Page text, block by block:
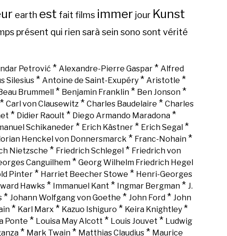
earth est fait films immer jour Kunst
présent qui rien sarà sein sono sont vérité
Petrović * Alexandre-Pierre Gaspar* Alfred
Silesius * Antoine de Saint-Exupéry * Aristotle *
Brummell * Benjamin Franklin * Ben Jonson *
* Carl von Clausewitz * Charles Baudelaire * Charles
* Didier Raoult * Diego Armando Maradona *
Schikaneder * Erich Kästner * Erich Segal *
Henckel von Donnersmarck * Franc-Nohain *
Nietzsche * Friedrich Schlegel * Friedrich von
Canguilhem * Georg Wilhelm Friedrich Hegel
Pinter * Harriet Beecher Stowe * Henri-Georges
Hawks* Immanuel Kant * Ingmar Bergman* J.
* Johann Wolfgang von Goethe * John Ford * John
* Karl Marx * Kazuo Ishiguro * Keira Knightley*
Ponte * Louisa May Alcott * Louis Jouvet * Ludwig
* Mark Twain* Matthias Claudius* Maurice